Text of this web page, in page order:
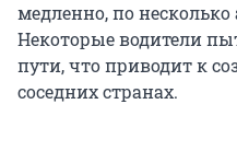
медленно, по
Некоторые водители
пути, что приводит к
соседних странах.